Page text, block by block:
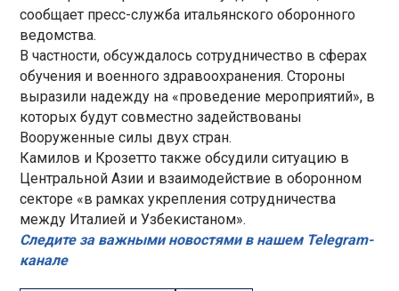
сообщает пресс-служба итальянского оборонного
ведомства.
В частности, обсуждалось сотрудничество в сферах
обучения и военного здравоохранения. Стороны
выразили надежду на «проведение мероприятий», в
которых будут совместно задействованы
Вооруженные силы двух стран.
Камилов и Крозетто также обсудили ситуацию в
Центральной Азии и взаимодействие в оборонном
секторе «в рамках укрепления сотрудничества
между Италией и Узбекистаном».
Следите за важными новостями в нашем Telegram-
канале